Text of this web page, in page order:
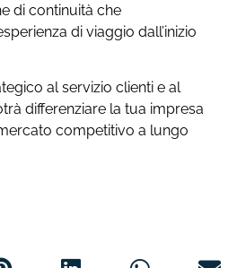
di continuità che
di viaggio dall’inizio
al servizio clienti e al
differenziare la tua impresa
competitivo a lungo